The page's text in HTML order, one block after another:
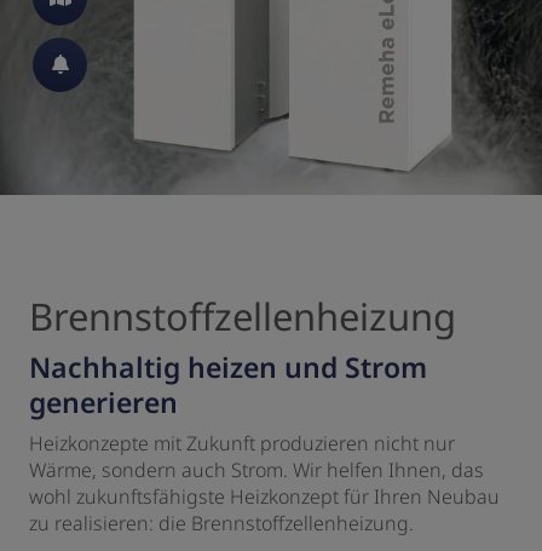
Brennstoffzellenheizung
Nachhaltig heizen und Strom
generieren
Heizkonzepte mit Zukunft produzieren nicht nur
Wärme, sondern auch Strom. Wir helfen Ihnen, das
wohl zukunftsfähigste Heizkonzept für Ihren Neubau
zu realisieren: die Brennstoffzellenheizung.
schließen